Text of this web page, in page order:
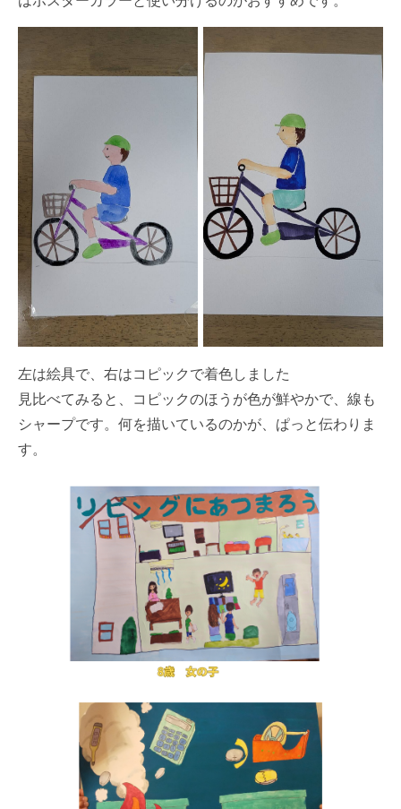
左は絵具で、右はコピックで着色しました
見比べてみると、コピックのほうが色が鮮やかで、線も
シャープです。何を描いているのかが、ぱっと伝わりま
す。